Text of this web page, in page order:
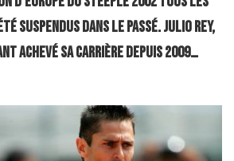
suspendus dans le passé. Julio Rey,
achevé sa carrière depuis 2009…